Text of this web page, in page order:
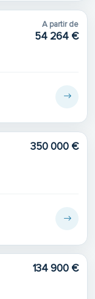
A partir de
54 264 €
350 000 €
134 900 €